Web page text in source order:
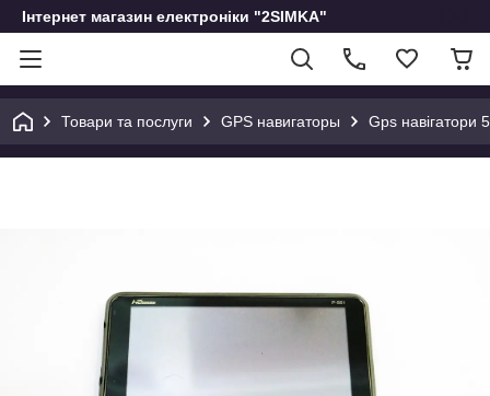
Інтернет магазин електроніки "2SIMKA"
Товари та послуги GPS навигаторы Gps навігатори